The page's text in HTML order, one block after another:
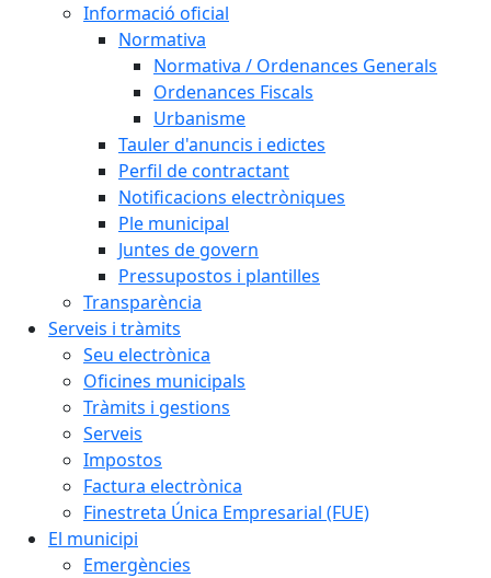
Informació oficial
Normativa
Normativa / Ordenances Generals
Ordenances Fiscals
Urbanisme
Tauler d'anuncis i edictes
Perfil de contractant
Notificacions electròniques
Ple municipal
Juntes de govern
Pressupostos i plantilles
Transparència
Serveis i tràmits
Seu electrònica
Oficines municipals
Tràmits i gestions
Serveis
Impostos
Factura electrònica
Finestreta Única Empresarial (FUE)
El municipi
Emergències